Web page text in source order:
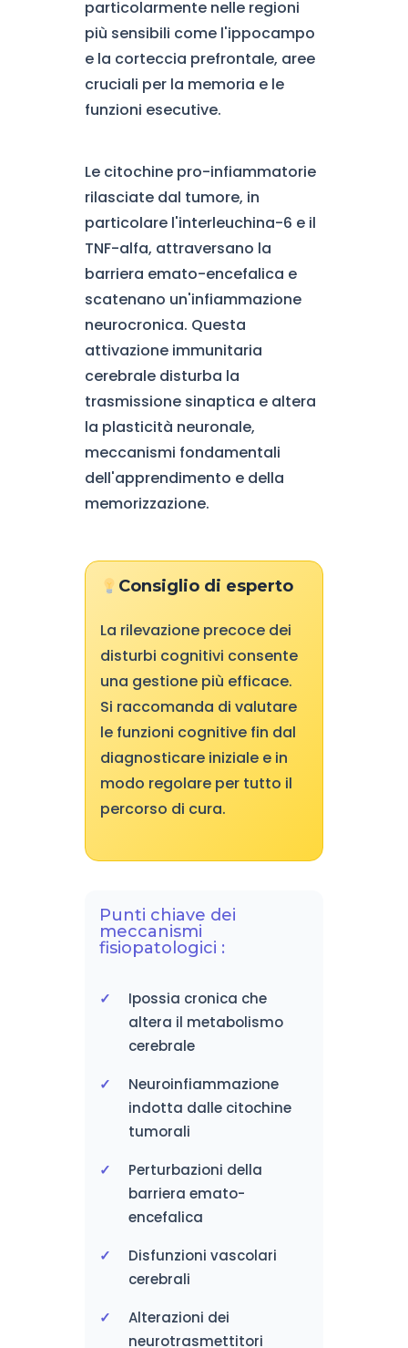
particolarmente nelle regioni
più sensibili come l'ippocampo
e la corteccia prefrontale, aree
cruciali per la memoria e le
funzioni esecutive.
Le citochine pro-infiammatorie
rilasciate dal tumore, in
particolare l'interleuchina-6 e il
TNF-alfa, attraversano la
barriera emato-encefalica e
scatenano un'infiammazione
neurocronica. Questa
attivazione immunitaria
cerebrale disturba la
trasmissione sinaptica e altera
la plasticità neuronale,
meccanismi fondamentali
dell'apprendimento e della
memorizzazione.
Consiglio di esperto
La rilevazione precoce dei
disturbi cognitivi consente
una gestione più efficace.
Si raccomanda di valutare
le funzioni cognitive fin dal
diagnosticare iniziale e in
modo regolare per tutto il
percorso di cura.
Punti chiave dei
meccanismi
fisiopatologici :
Ipossia cronica che
altera il metabolismo
cerebrale
Neuroinfiammazione
indotta dalle citochine
tumorali
Perturbazioni della
barriera emato-
encefalica
Disfunzioni vascolari
cerebrali
Alterazioni dei
neurotrasmettitori